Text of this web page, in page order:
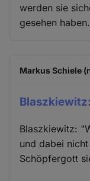
werden sie
gesehen haben.
Markus Schiele
Blaszkiewitz:
und dabei
Schöpfergott